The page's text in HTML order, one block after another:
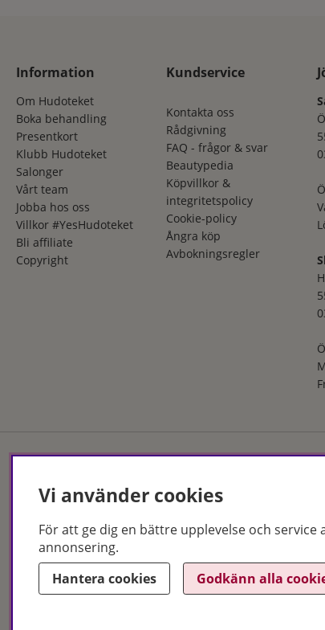
Information
Om Hudoteket
Boka behandling
Presentkort
Klubb Hudoteket
Salonger
Vårt team
Jobba hos oss
Villkor #YesHudoteket
Bli affiliate
Copyright
Kundservice
Kontakta oss
Rådgivning
FAQ - frågor & svar
Beautypedia
Köpvillkor &
integritetspolicy
Cookie-policy
Ångra köp
Avbokningsregler
produkter och
Jönköping och
Copyright ©
Vi använder cookies
För att ge dig en bättre upplevelse och service
annonsering.
Hantera cookies
Godkänn alla